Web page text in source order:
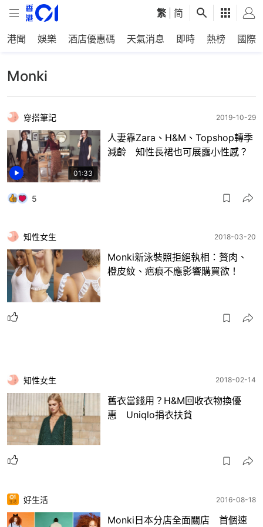
繁 简
港聞 娛樂 酒店優惠碼 天氣消息 即時 熱榜 國際
Monki
01:33
穿搭筆記 2019-10-29
人妻靠Zara、H&M、Topshop轉季
減齡 知性長裙也可展露小性感？
5
知性女生 2018-03-20
Monki新泳裝照拒絕執相：贅肉、
橙皮紋、疤痕不應影響購買欲！
知性女生 2018-02-14
舊衣當錢用？H&M回收衣物換優
惠 Uniqlo捐衣扶貧
好生活 2016-08-18
Monki日本分店全面關店 首個速